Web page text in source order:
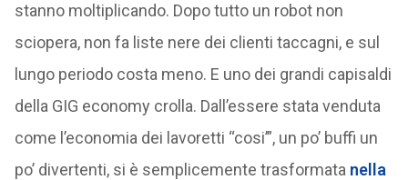
stanno moltiplicando. Dopo tutto un robot non
sciopera, non fa liste nere dei clienti taccagni, e sul
lungo periodo costa meno. E uno dei grandi capisaldi
della GIG economy crolla. Dall’essere stata venduta
come l’economia dei lavoretti “cosi’”, un po’ buffi un
po’ divertenti, si è semplicemente trasformata nella